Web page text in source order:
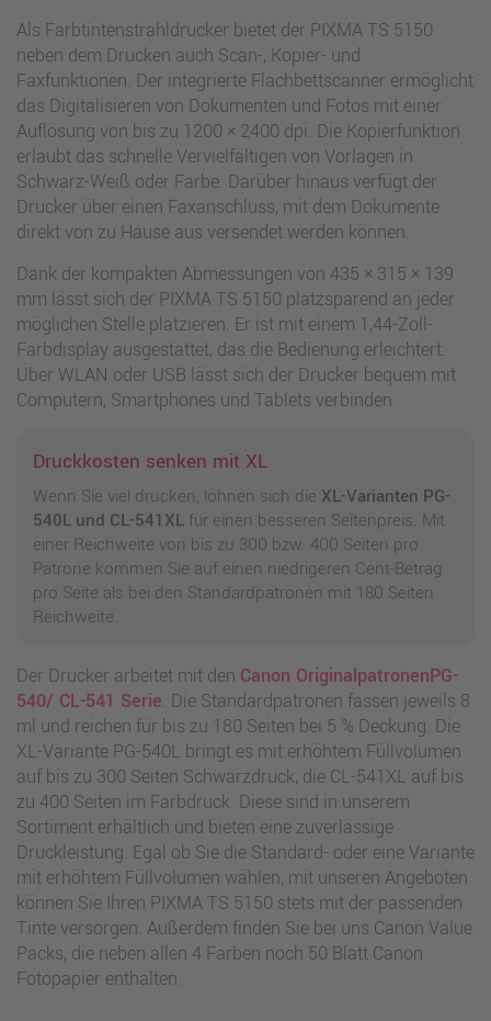
Als Farbtintenstrahldrucker bietet der PIXMA TS 5150
neben dem Drucken auch Scan-, Kopier- und
Faxfunktionen. Der integrierte Flachbettscanner ermöglicht
das Digitalisieren von Dokumenten und Fotos mit einer
Auflösung von bis zu 1200 × 2400 dpi. Die Kopierfunktion
erlaubt das schnelle Vervielfältigen von Vorlagen in
Schwarz-Weiß oder Farbe. Darüber hinaus verfügt der
Drucker über einen Faxanschluss, mit dem Dokumente
direkt von zu Hause aus versendet werden können.
Dank der kompakten Abmessungen von 435 × 315 × 139
mm lässt sich der PIXMA TS 5150 platzsparend an jeder
möglichen Stelle platzieren. Er ist mit einem 1,44-Zoll-
Farbdisplay ausgestattet, das die Bedienung erleichtert.
Über WLAN oder USB lässt sich der Drucker bequem mit
Computern, Smartphones und Tablets verbinden.
Druckkosten senken mit XL
Wenn Sie viel drucken, lohnen sich die XL-Varianten PG-
540L und CL-541XLfür einen besseren Seitenpreis. Mit
einer Reichweite von bis zu 300 bzw. 400 Seiten pro
Patrone kommen Sie auf einen niedrigeren Cent-Betrag
pro Seite als bei den Standardpatronen mit 180 Seiten
Reichweite.
Der Drucker arbeitet mit den Canon OriginalpatronenPG-
540/ CL-541 Serie. Die Standardpatronen fassen jeweils 8
ml und reichen für bis zu 180 Seiten bei 5 % Deckung. Die
XL-Variante PG-540L bringt es mit erhöhtem Füllvolumen
auf bis zu 300 Seiten Schwarzdruck, die CL-541XL auf bis
zu 400 Seiten im Farbdruck. Diese sind in unserem
Sortiment erhältlich und bieten eine zuverlässige
Druckleistung. Egal ob Sie die Standard- oder eine Variante
mit erhöhtem Füllvolumen wählen, mit unseren Angeboten
können Sie Ihren PIXMA TS 5150 stets mit der passenden
Tinte versorgen. Außerdem finden Sie bei uns Canon Value
Packs, die neben allen 4 Farben noch 50 Blatt Canon
Fotopapier enthalten.